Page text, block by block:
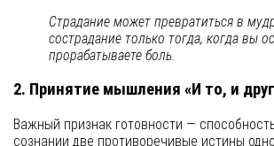
Страдание может превратиться в
сострадание только тогда, когда вы
прорабатываете боль.
2. Принятие мышления «И то, и
Важный признак готовности —
сознании две противоречивые истины